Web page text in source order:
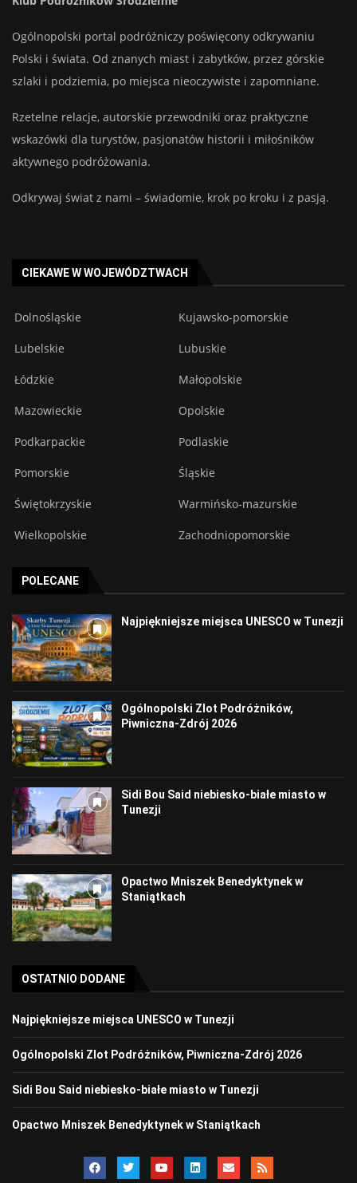
Ogólnopolski portal podróżniczy poświęcony odkrywaniu
Polski i świata. Od znanych miast i zabytków, przez górskie
szlaki i podziemia, po miejsca nieoczywiste i zapomniane.
Rzetelne relacje, autorskie przewodniki oraz praktyczne
wskazówki dla turystów, pasjonatów historii i miłośników
aktywnego podróżowania.
Odkrywaj świat z nami – świadomie, krok po kroku i z pasją.
CIEKAWE W WOJEWÓDZTWACH
Dolnośląskie Kujawsko-pomorskie
Lubelskie Lubuskie
Łódzkie Małopolskie
Mazowieckie Opolskie
Podkarpackie Podlaskie
Pomorskie Śląskie
Świętokrzyskie Warmińsko-mazurskie
Wielkopolskie Zachodniopomorskie
POLECANE
Najpiękniejsze miejsca UNESCO w Tunezji
Ogólnopolski Zlot Podróżników,
Piwniczna-Zdrój 2026
Sidi Bou Said niebiesko-białe miasto w
Tunezji
Opactwo Mniszek Benedyktynek w
Staniątkach
OSTATNIO DODANE
Najpiękniejsze miejsca UNESCO w Tunezji
Ogólnopolski Zlot Podróżników, Piwniczna-Zdrój 2026
Sidi Bou Said niebiesko-białe miasto w Tunezji
Opactwo Mniszek Benedyktynek w Staniątkach